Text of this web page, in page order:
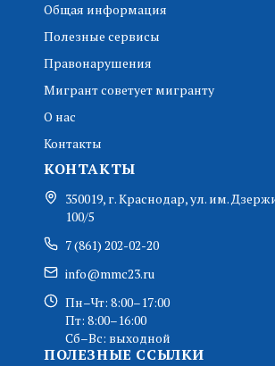
Общая информация
Полезные сервисы
Правонарушения
Мигрант советует мигранту
О нас
Контакты
КОНТАКТЫ
350019, г. Краснодар, ул. им.
100/5
7 (861) 202-02-20
info@mmc23.ru
Пн–Чт: 8:00–17:00
Пт: 8:00–16:00
Сб–Вс: выходной
ПОЛЕЗНЫЕ ССЫЛКИ